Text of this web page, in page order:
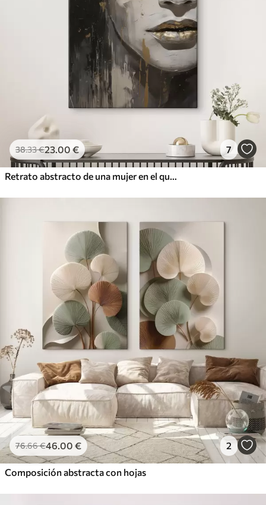
38.33€23.00 € 7
Retrato abstracto de una mujer en el que destacan los ojos y los labios cerrados, realizado en tonos blanco y negro con dinámicas pinceladas de colores cálidos
76.66€46.00 € 2
Composición abstracta con hojas